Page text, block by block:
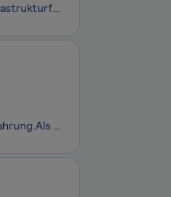
Bei CDM Smith SE kennen wir uns mit der Zukunft aus. Da die Welt vor neuen Umwelt- und Infrastrukturfragen steht, entwickeln wir bahnbrechende Lösungen, um die Landschaft in den Bereichen Wasser, Energie und Transport zu gestalten.Wir nutzen erneuerbare Ressourcen, nachhaltige Verfahren und neuartig
Die Nickol & Partner AG ist ein leistungsstarker Ingenieurdienstleister mit weitreichender Erfahrung.Als Partner bei Bauvorhaben stehen wir unseren Kunden mit dem neuesten Stand der Technik, innovativen Ideen und maßgeschneiderten Lösungen zur Seite.Seit 1991 erarbeiten wir individuelle wirtschaftli